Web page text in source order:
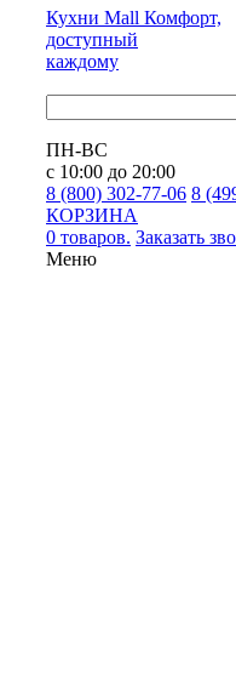
Кухни Mall Комфорт,
доступный
каждому
ПН-ВС
с 10:00 до 20:00
8 (800) 302-77-06 8
КОРЗИНА
0 товаров. Заказать
Меню